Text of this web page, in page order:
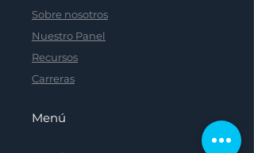
Sobre nosotros
Nuestro Panel
Recursos
Carreras
Menú